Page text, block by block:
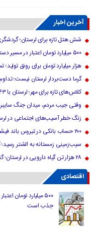
آخرین اخبار
شش هتل تازه برای لرستان؛
۵۰۰ میلیارد تومان اعتبار در مسیر دستگاه‌های اجرایی لرستان؛ حالا نوبت جذب است
هزار میلیارد تومان برای رونق تولید؛ تسهیلات تبصره
گرما دست‌بردار لرستان نیست؛
کلاس‌های تازه برای مهر؛ لرستان با ۴۳ پروژه آموزشی به استقبال سال تحصیلی می‌رود
وقتی جیب مردم، میدان جنگ
زنگ خطر آسیب‌های اجتماعی در
۲۰۰ حساب بانکی در تیررس باند فیشینگ در لرستان
سیب‌زمینی زمستانه به الشتر
۲۸ هزار تن گیاه دارویی در لرستان؛ گنج سبز استان هنوز خام می‌ماند؟
اقتصادی
۵۰۰ میلیارد تومان
جذب است